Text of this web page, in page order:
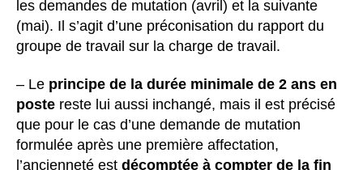
les demandes de mutation (avril) et la suivante
(mai). Il s’agit d’une préconisation du rapport du
groupe de travail sur la charge de travail.
– Le principe de la durée minimale de 2 ans en
poste reste lui aussi inchangé, mais il est précisé
que pour le cas d’une demande de mutation
formulée après une première affectation,
l’ancienneté est décomptée à compter de la fin